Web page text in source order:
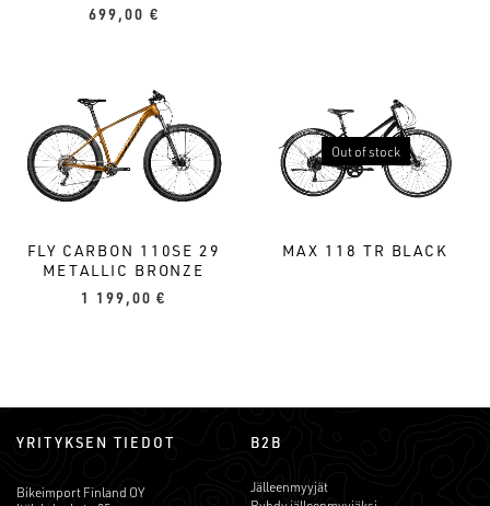
699,00 €
FLY CARBON 110SE 29
METALLIC BRONZE
1 199,00€
Out of stock
MAX 118 TR BLACK
YRITYKSEN TIEDOT
Bikeimport Finland OY
B2B
Jälleenmyyjät